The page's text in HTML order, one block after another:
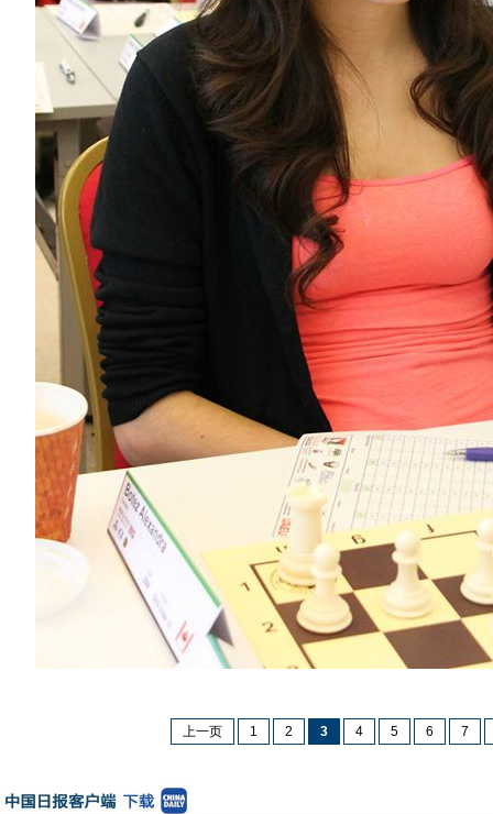
上一页 1 2 3 4 5 6 7